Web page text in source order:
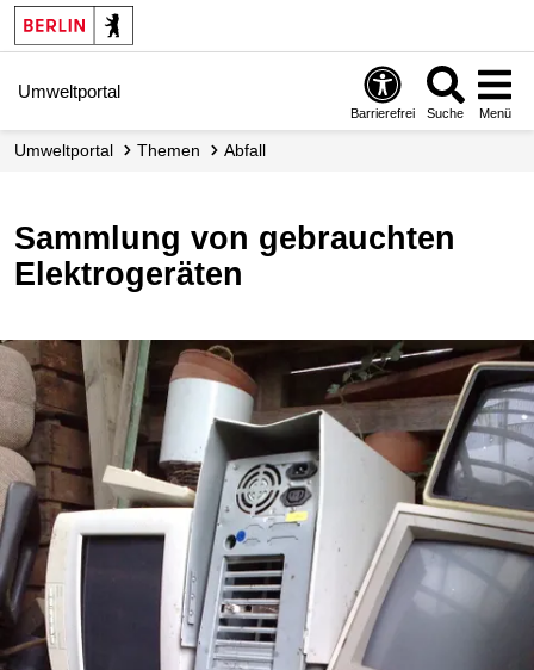
Umweltportal
Barrierefrei Suche Menü
Umweltportal Themen Abfall
Sammlung von gebrauchten
Elektrogeräten